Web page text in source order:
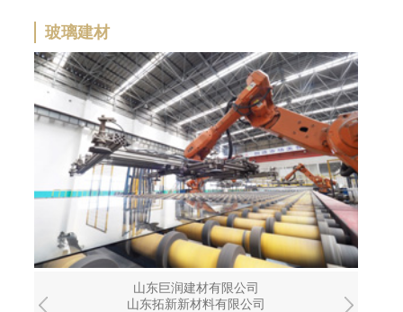
玻璃建材
山东巨润建材有限公司
山东拓新新材料有限公司